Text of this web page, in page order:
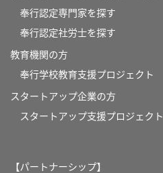
奉行認定専門家を探す
奉行認定社労士を探す
教育機関の方
奉⾏学校教育⽀援プロジェクト
スタートアップ企業の方
スタートアップ支援プロジェクト
【パートナーシップ】